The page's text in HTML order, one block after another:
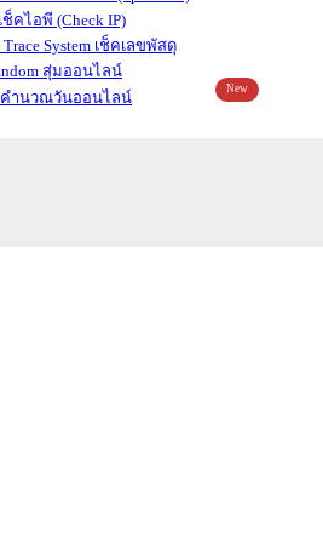
เช็คไอพี (Check IP)
เช็คเลขพัสดุ
สุ่มออนไลน์
คำนวณวันออนไลน์
New